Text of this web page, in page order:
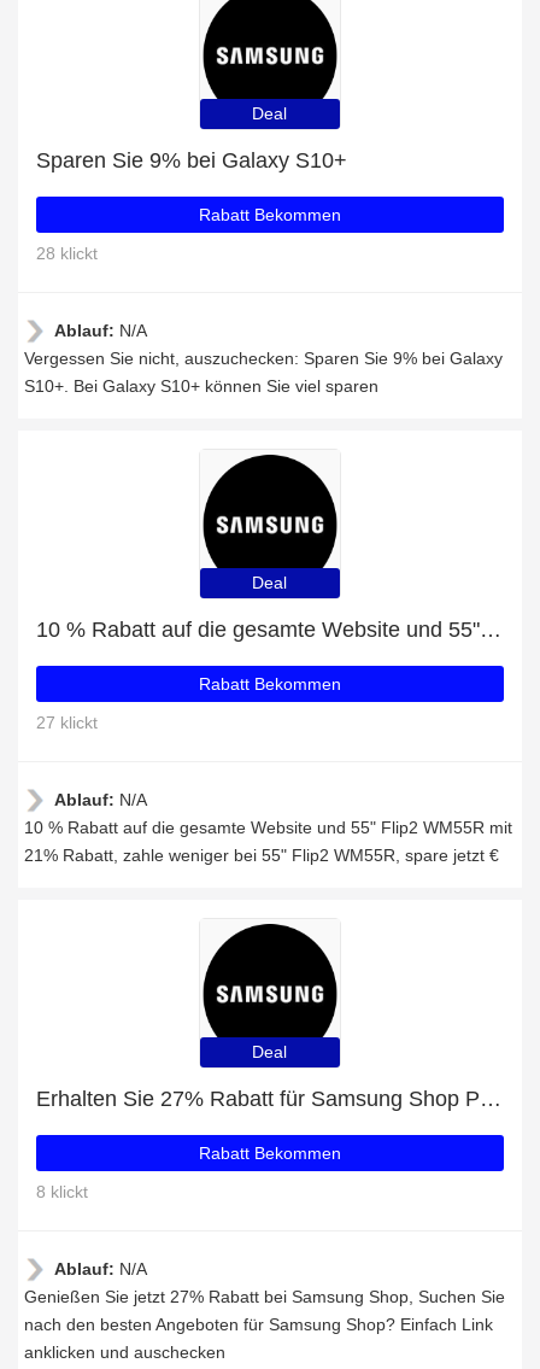
Deal
Sparen Sie 9% bei Galaxy S10+
Rabatt Bekommen
28 klickt
Ablauf: N/A
Vergessen Sie nicht, auszuchecken: Sparen Sie 9% bei Galaxy
S10+. Bei Galaxy S10+ können Sie viel sparen
Deal
10 % Rabatt auf die gesamte Website und 55" Flip2 WM55R mit 21% Rabatt
Rabatt Bekommen
27 klickt
Ablauf: N/A
10 % Rabatt auf die gesamte Website und 55" Flip2 WM55R mit
21% Rabatt, zahle weniger bei 55" Flip2 WM55R, spare jetzt €
Deal
Erhalten Sie 27% Rabatt für Samsung Shop Produkte
Rabatt Bekommen
8 klickt
Ablauf: N/A
Genießen Sie jetzt 27% Rabatt bei Samsung Shop, Suchen Sie
nach den besten Angeboten für Samsung Shop? Einfach Link
anklicken und auschecken